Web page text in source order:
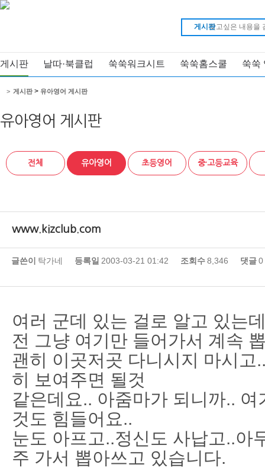
게시판
게시판 날따·북클럽 쑥쑥워크시트 쑥쑥홈스쿨 쑥쑥
유아영어 게시판
> 게시판> 유아영어 게시판
전체 유아영어 초등영어 중·고등교육
www.kizclub.com
글쓴이 탁가네 등록일 2003-03-21 01:42 조회수8,346 댓글0
여러 군데 있는 걸로 알고 있는
전 그냥 여기만 들어가서 계속
괜히 이곳저곳 다니시지 마시고
히 보여주면 될것
같은데요.. 아줌마가 되니까..
것도 힘들어요..
눈도 아프고..정신도 사납고..아
주 가서 뽑아쓰고 있습니다.